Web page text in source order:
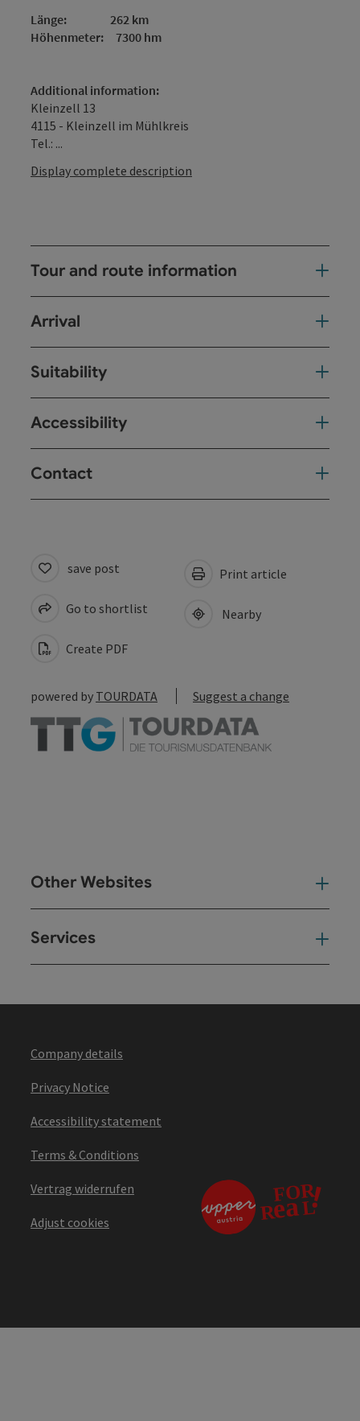
Länge: 262 km
Höhenmeter: 7300 hm
Additional information:
Kleinzell 13
4115 - Kleinzell im Mühlkreis
Tel.: ...
Display complete description
Tour and route information
Arrival
Suitability
Accessibility
Contact
save post
Go to shortlist
Create PDF
Print article
Nearby
powered by TOURDATA Suggest a change
Other Websites
Services
Company details
Privacy Notice
Accessibility statement
Terms & Conditions
Vertrag widerrufen
Adjust cookies